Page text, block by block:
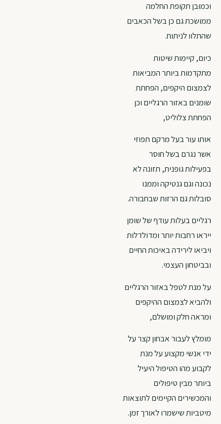
וכמובן תקופת החלמה
ממושכת גם כן בשל הכאבים
שהתלוו לניתוח.
כיום, קיימות שיטות
מתקדמות ביותר המביאות
לצמצום היקפים, הפחתת
שומנים באזור הרגליים וכן
הפחתת צלוליט,
אותו עור בעל מרקם תפוזי
אשר נגרם בשל חוסר
בפעילות גופנית, תזונה לא
נכונה וגם גנטיקה וממנו
סובלות גם הרזות שבחבורה.
רגליים בעלות עודף של שומן
ייראו רחבות יותר ומדולדלות
ויביאו לירידה באיכות החיים
ובביטחון העצמי.
על מנת לטפל באזור הרגליים
ולהביא לצמצום ההיקפים
ומראה חלק ומושלם,
מומלץ לעבור אבחון קצר על
ידי אנשי מקצוע על מנת
לקבוע מהו הטיפול היעיל
ביותר מבין טיפולים
והמכשירים הקיימים לתוצאות
מיטביות שישמרו לאורך זמן.